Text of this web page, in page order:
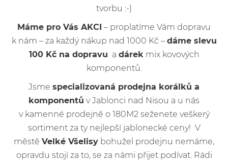
tvorbu :-)
Máme pro Vás AKCI – proplatíme Vám dopravu
k nám – za každý nákup nad 1000 Kč – dáme slevu
100 Kč na dopravu a dárek mix kovových
komponentů.
Jsme specializovaná prodejna korálků a
komponentů v Jablonci nad Nisou a u nás
v kamenné prodejně o 180M2 seženete veškerý
sortiment za ty nejlepší jablonecké ceny! V
městě Velké Všelisy bohužel prodejnu nemáme,
opravdu stojí za to, se za námi přijet podívat. Rádi